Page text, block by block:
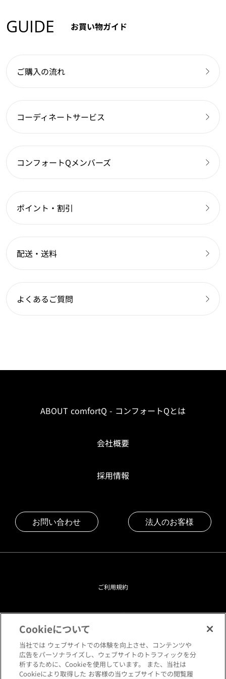
GUIDE お買い物ガイド
ご購入の流れ
コーディネートサービス
コンフォートQメンバーズ
ポイント・割引
配送・送料
よくあるご質問
ABOUT comfortQ - コンフォートQとは
会社概要
採用情報
お問い合わせ 法人のお客様
ご利用規約
プライバシーポリシー
クッキーポリシー
閲覧環境について
Cookieについて
当社では ウェブサイトでの体験を向上させ、コンテンツや
広告をパーソナライズし、ウェブサイトのトラフィックを分
析するために、Cookieを使用しています。 また、当社は
Cookieにより取得した お客様の当ウェブサイトでの閲覧履